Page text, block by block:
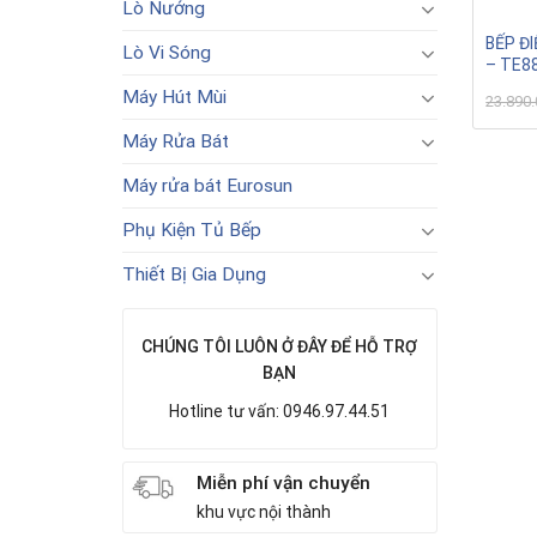
Lò Nướng
Lò Vi Sóng
Máy Hút Mùi
Máy Rửa Bát
Máy rửa bát Eurosun
Phụ Kiện Tủ Bếp
Thiết Bị Gia Dụng
CHÚNG TÔI LUÔN Ở ĐÂY ĐỂ HỖ TRỢ
BẠN
Hotline tư vấn: 0946.97.44.51
Miễn phí vận chuyển
khu vực nội thành
BẾP
–